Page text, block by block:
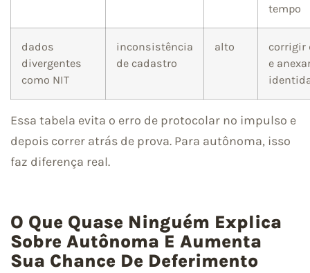
tempo
dados
divergentes
como NIT
inconsistência
de cadastro
alto
corrigir
e
Essa tabela evita o erro de protocolar no impulso e
depois correr atrás de prova. Para autônoma, isso
faz diferença real.
O Que Quase Ninguém Explica
Sobre Autônoma E Aumenta
Sua Chance De Deferimento